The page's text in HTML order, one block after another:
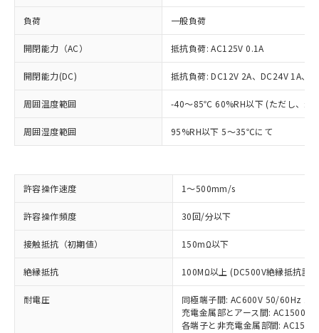
負荷 一般負荷
開閉能力（AC） 抵抗負荷: AC125V 0.1A
開閉能力(DC) 抵抗負荷: DC12V 2A、DC24V 1A、
周囲温度範囲 -40～85℃ 60%RH以下 (ただし、氷
周囲湿度範囲 95%RH以下 5～35℃にて
許容操作速度 1～500mm/s
許容操作頻度 30回/分以下
接触抵抗（初期値） 150mΩ以下
絶縁抵抗 100MΩ以上 (DC500V絶縁抵抗計
耐電圧
同極端子間: AC600V 50/60Hz
充電金属部とアース間: AC1500V
各端子と非充電金属部間:
対応済み：EU RoHS指令（10物質）の
非含有に対応した製品が提供可能な商品で
対応予定：EU RoHS指令（10物質）の非含
有に対応した製品に切り替える予定のある
対応予定なし：EU RoHS指令（10物質）の